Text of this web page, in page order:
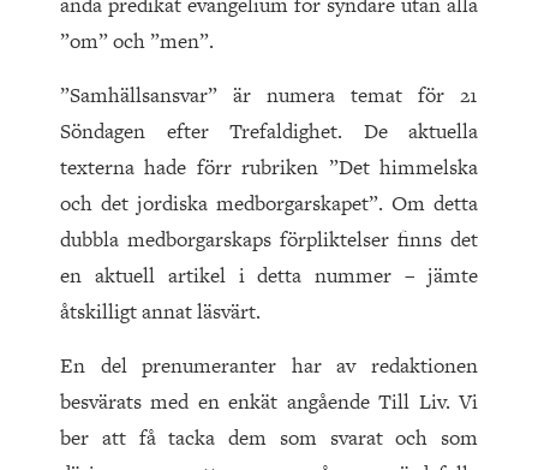
”om” och ”men”.
”Samhällsansvar” är numera temat för 21
Söndagen efter Trefaldighet. De aktuella
texterna hade förr rubriken ”Det himmelska
och det jordiska medborgarskapet”. Om detta
dubbla medborgarskaps förpliktelser finns det
en aktuell artikel i detta nummer – jämte
åtskilligt annat läsvärt.
En del prenumeranter har av redaktionen
besvärats med en enkät angående Till Liv. Vi
ber att få tacka dem som svarat och som